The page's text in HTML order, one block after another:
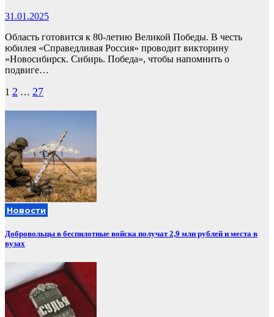
31.01.2025
Область готовится к 80-летию Великой Победы. В честь
юбилея «Справедливая Россия» проводит викторину
«Новосибирск. Сибирь. Победа», чтобы напомнить о
подвиге…
Пагинация
записей
1 2 … 27
Новости
Добровольцы в беспилотные войска получат 2,9 млн рублей и места в
вузах